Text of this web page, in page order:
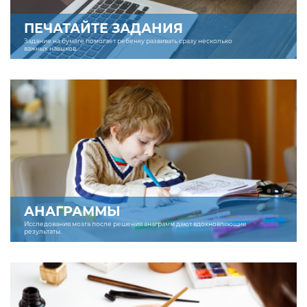
ПЕЧАТАЙТЕ ЗАДАНИЯ
Задание на бумаге помогает ребенку развивать сразу несколько
важных навыков.
АНАГРАММЫ
Исследования мозга после решения анаграмм дают вдохновляющие
результаты.